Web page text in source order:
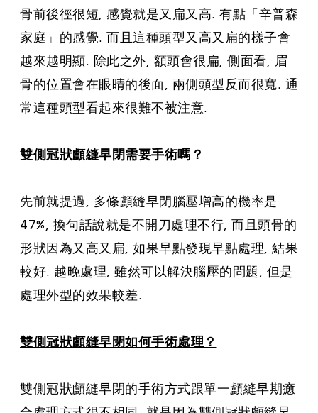
骨前後徑很短, 感覺就是又扁又高. 有點「辛普森
家庭」的感覺. 而且這種頭型又高又扁的樣子會
越來越明顯. 除此之外, 額頭會很扁, 側面看, 眉
骨的位置會在眼睛的後面, 兩側頭型反而很寬. 通
常這種頭型看起來很難不被注意.
雙側冠狀顱縫早閉需要手術嗎？
先前就提過, 多條顱縫早閉腦壓增高的機率是
47%, 換句話說就是不開刀處理不行, 而且頭骨的
形狀因為又高又扁, 如果早點發現早點處理, 結果
較好. 越晚處理, 雖然可以解決腦壓的問題, 但是
處理外型的效果較差.
雙側冠狀顱縫早閉如何手術處理？
​雙側冠狀顱縫早閉的手術方式跟單一顱縫早期癒